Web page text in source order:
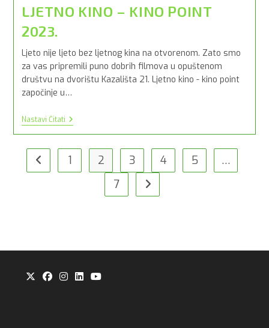
LJETNO KINO – KINO POINT
2023.
Ljeto nije ljeto bez ljetnog kina na otvorenom. Zato smo
za vas pripremili puno dobrih filmova u opuštenom
društvu na dvorištu Kazališta 21. Ljetno kino - kino point
započinje u…
Nastavi ČitatiLJETNO
KINO
–
KINO
POINT
2023.
Idi na prijašnju stranicu
1 2 3 4 5
…
7
Idi na slijedeću stranicu